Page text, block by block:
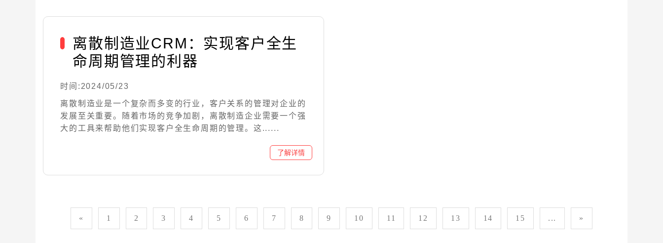
离散制造业CRM：实现客户全生
命周期管理的利器
时间:2024/05/23
离散制造业是一个复杂而多变的行业，客户关系的管理对企业的
发展至关重要。随着市场的竞争加剧，离散制造企业需要一个强
大的工具来帮助他们实现客户全生命周期的管理。这......
« 1 2 3 4 5 6 7 8 9 10 11 12 13 14 15 ... »